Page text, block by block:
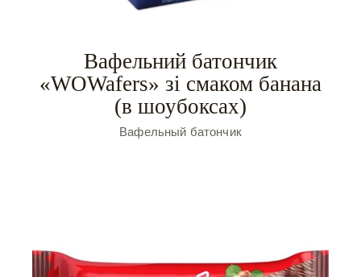
Вафельний батончик
«WOWafers» зі смаком банана
(в шоубоксах)
Вафельный батончик